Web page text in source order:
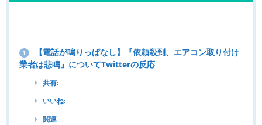
1
【電話が鳴りっぱなし】『依頼殺到、エアコン取り付け
業者は悲鳴』についてTwitterの反応
共有:
いいね:
関連